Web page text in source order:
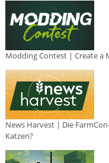
Modding Contest | Create a
News Harvest | Die
Katzen?